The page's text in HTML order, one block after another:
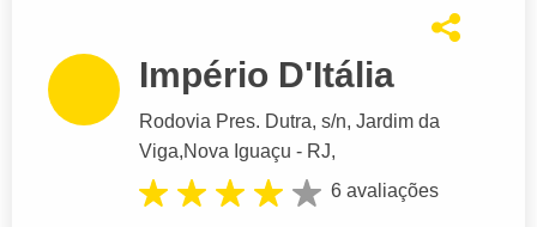
Império D'Itália
Rodovia Pres. Dutra, s/n, Jardim da
Viga,Nova Iguaçu - RJ,
6 avaliações